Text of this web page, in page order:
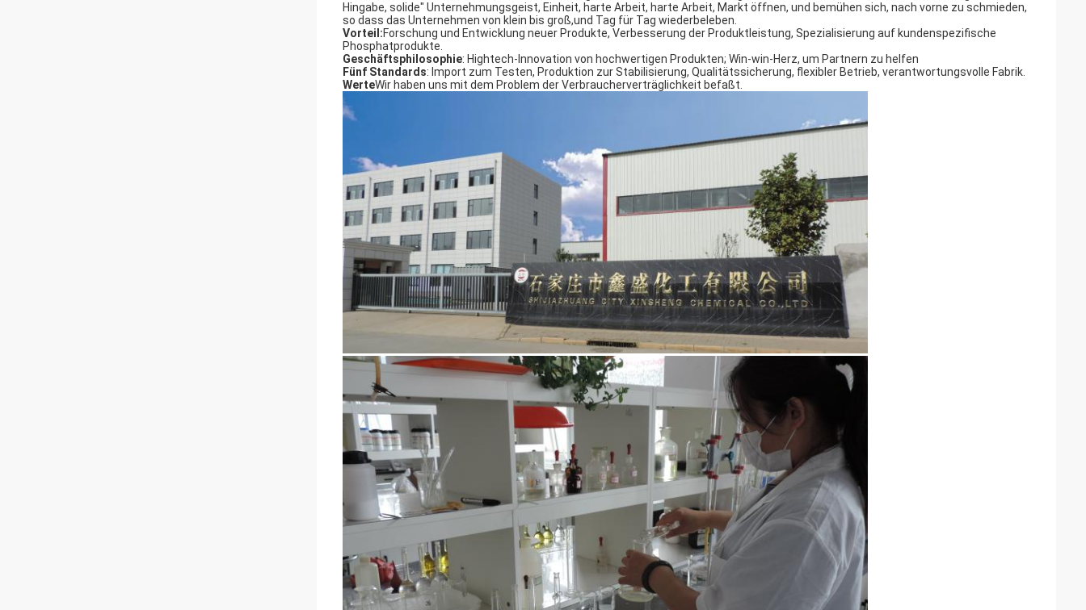
Hingabe, solide" Unternehmungsgeist, Einheit, harte Arbeit, harte Arbeit, Markt öffnen, und bemühen sich, nach vorne zu schmieden,
so dass das Unternehmen von klein bis groß,und Tag für Tag wiederbeleben.
Vorteil:Forschung und Entwicklung neuer Produkte, Verbesserung der Produktleistung, Spezialisierung auf kundenspezifische
Phosphatprodukte.
Geschäftsphilosophie: Hightech-Innovation von hochwertigen Produkten; Win-win-Herz, um Partnern zu helfen
Fünf Standards: Import zum Testen, Produktion zur Stabilisierung, Qualitätssicherung, flexibler Betrieb, verantwortungsvolle Fabrik.
WerteWir haben uns mit dem Problem der Verbraucherverträglichkeit befaßt.